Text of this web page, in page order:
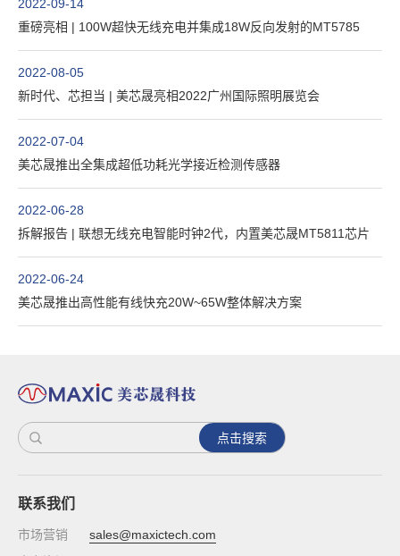
2022-09-14
重磅亮相 | 100W超快无线充电并集成18W反向发射的MT5785
2022-08-05
新时代、芯担当 | 美芯晟亮相2022广州国际照明展览会
2022-07-04
美芯晟推出全集成超低功耗光学接近检测传感器
2022-06-28
拆解报告 | 联想无线充电智能时钟2代，内置美芯晟MT5811芯片
2022-06-24
美芯晟推出高性能有线快充20W~65W整体解决方案
点击搜索
联系我们
市场营销
sales@maxictech.com